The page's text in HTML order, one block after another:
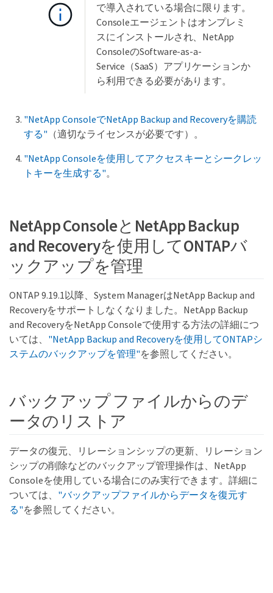
で導入されている場合に限ります。
Consoleエージェントはオンプレミ
スにインストールされ、NetApp
ConsoleのSoftware-as-a-
Service（SaaS）アプリケーションか
ら利用できる必要があります。
"NetApp ConsoleでNetApp Backup and Recoveryを購読
する" （適切なライセンスが必要です）。
"NetApp Consoleを使用してアクセスキーとシークレッ
トキーを生成する"。
NetApp ConsoleとNetApp Backup
and Recoveryを使用してONTAPバ
ックアップを管理
ONTAP 9.19.1以降、System ManagerはNetApp Backup and
Recoveryをサポートしなくなりました。NetApp Backup
and RecoveryをNetApp Consoleで使用する方法の詳細につ
いては、 "NetApp Backup and Recoveryを使用してONTAPシ
ステムのバックアップを管理"を参照してください。
バックアップ ファイルからのデ
ータのリストア
データの復元、リレーションシップの更新、リレーション
シップの削除などのバックアップ管理操作は、NetApp
Consoleを使用している場合にのみ実行できます。詳細に
ついては、 "バックアップファイルからデータを復元す
る"を参照してください。